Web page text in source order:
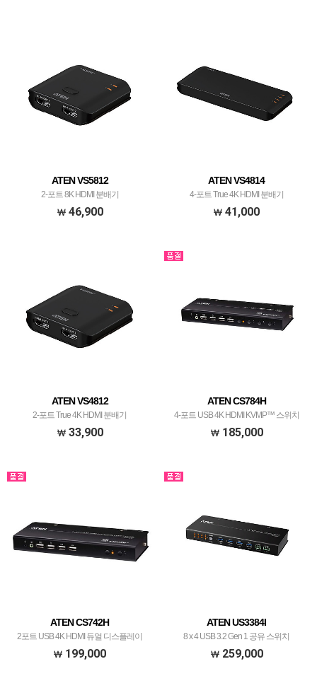
ATEN VS5812
2-포트 8K HDMI 분배기
46,900
ATEN VS4814
4-포트 True 4K HDMI 분배기
41,000
ATEN VS4812
2-포트 True 4K HDMI 분배기
33,900
ATEN CS784H
4-포트 USB 4K HDMI KVMP™ 스위치
185,000
ATEN CS742H
2포트 USB 4K HDMI 듀얼 디스플레이
KVMP™ 스위치
199,000
ATEN US3384I
8 x 4 USB 3.2 Gen 1 공유 스위치
259,000